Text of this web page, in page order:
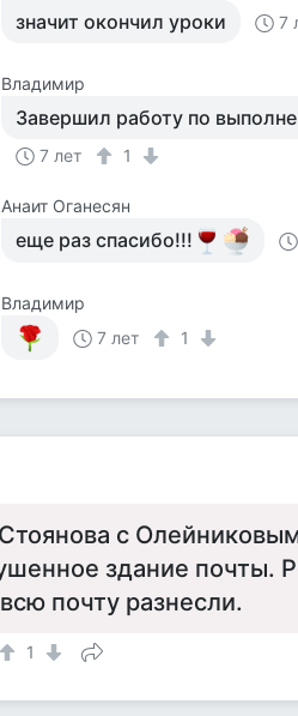
значит окончил уроки 7
Владимир
Завершил работу по
7 лет 1
Анаит Оганесян
еще раз спасибо!!!
Владимир
7 лет
1
с
здание почты.
почту разнесли.
1